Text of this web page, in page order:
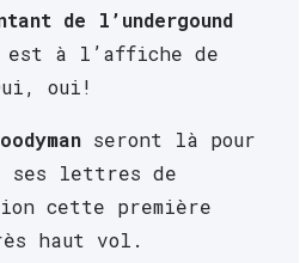
de l’undergound
est à l’affiche de
oui!
seront là pour
ses lettres de
cette première
haut vol.